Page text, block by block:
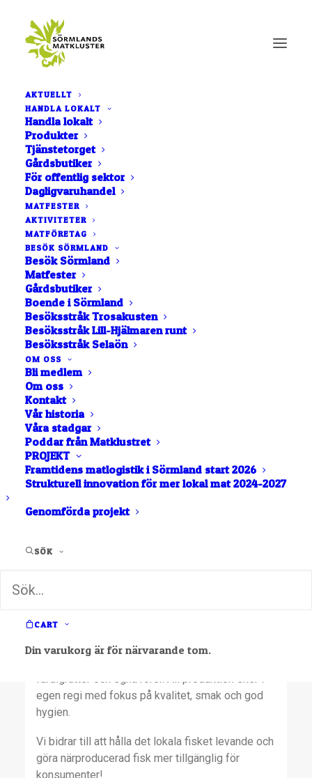
AKTUELLT
HANDLA LOKALT
Handla lokalt
Produkter
Tjänstetorget
Gårdsbutiker
För offentlig sektor
Dagligvaruhandel
MATFESTER
AKTIVITETER
MATFÖRETAG
BESÖK SÖRMLAND
Besök Sörmland
Matfester
Gårdsbutiker
Boende i Sörmland
Besöksstråk Trosakusten
Besöksstråk Lill-Hjälmaren runt
Besöksstråk Selaön
OM OSS
Bli medlem
Om oss
Kontakt
Vår historia
Våra stadgar
Poddar från Matklustret
PROJEKT
Framtidens matlogistik i Sörmland start 2026
Strukturell innovation för mer lokal mat 2024-2027
Genomförda projekt
SÖK
CART
Din varukorg är för närvarande tom.
Hem
Strängnäs
Fiskarstugans
Allehanda
BUTIK OCH GÅRDSFÖRSÄLJNING
Fiskarstugans Allehanda är en småskalig
fiskbutik utanför Strängnäs med fokus på färsk,
lokalt och hållbart fångad fisk från Mälaren.
hög kvalitet, tydlig spårbarhet och ett genuint
Vi samarbetar nära med MSC-certifierade
fångs. Vi erbjuder färsk och fryst fisk såsom gös,
abborre och gädda, samt löjrom och vidare
färdigrätter och egna röror. All produktion sker i
egen regi med fokus på kvalitet, smak och god
hygien.
Vi bidrar till att hålla det lokala fisket levande och
göra närproducerad fisk mer tillgänglig för
konsumenter!